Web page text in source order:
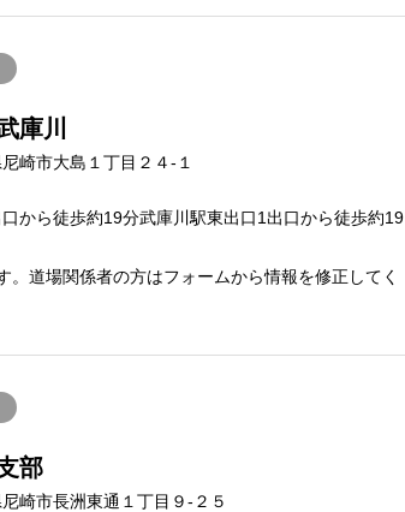
庫川
崎市大島１丁目２４-１
から徒歩約19分武庫川駅東出口1出口から徒歩約19
。道場関係者の方はフォームから情報を修正してく
部
崎市長洲東通１丁目９-２５